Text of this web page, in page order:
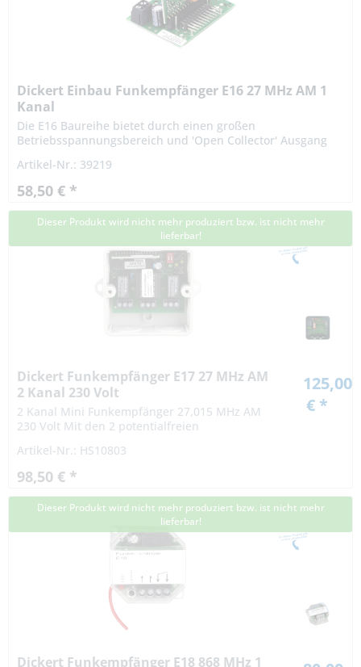
Dickert Einbau Funkempfänger E16 27 MHz AM 1
Kanal
Die E16 Baureihe bietet durch einen großen
Betriebsspannungsbereich und 'Open Collector' Ausgang
Empfänger - 29. Oktober...
Artikel-Nr.: 39219
58,50 € *
Dieser Produkt wird nicht mehr produziert bzw. ist nicht mehr
lieferbar!
Dickert Funkempfänger E17 27 MHz AM
2 Kanal 230 Volt
2 Kanal Mini Funkempfänger 27,015 MHz AM
230 Volt Mit den 2 potentialfreien
sich vielseitige Einsatzmöglichkeiten. Der
Empfänger eignet...
Artikel-Nr.: HS10803
98,50 € *
125,00
€ *
Dieser Produkt wird nicht mehr produziert bzw. ist nicht mehr
lieferbar!
Dickert Funkempfänger E18 868 MHz 1